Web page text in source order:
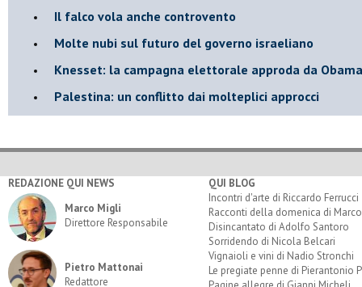
​Il falco vola anche controvento
Molte nubi sul futuro del governo israeliano
Knesset: la campagna elettorale approda da Obama
Palestina: un conflitto dai molteplici approcci
REDAZIONE QUI NEWS
Marco Migli
Direttore Responsabile
Pietro Mattonai
Redattore
QUI BLOG
Incontri d'arte di Riccardo Ferrucci
Racconti della domenica di
Disincantato di Adolfo Santoro
Sorridendo di Nicola Belcari
Vignaioli e vini di Nadio Stronchi
Le pregiate penne di Pierantonio